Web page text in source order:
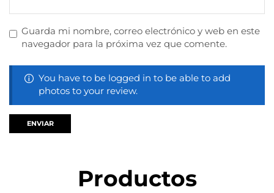
Guarda mi nombre, correo electrónico y web en este
navegador para la próxima vez que comente.
You have to be logged in to be able to add
photos to your review.
Productos